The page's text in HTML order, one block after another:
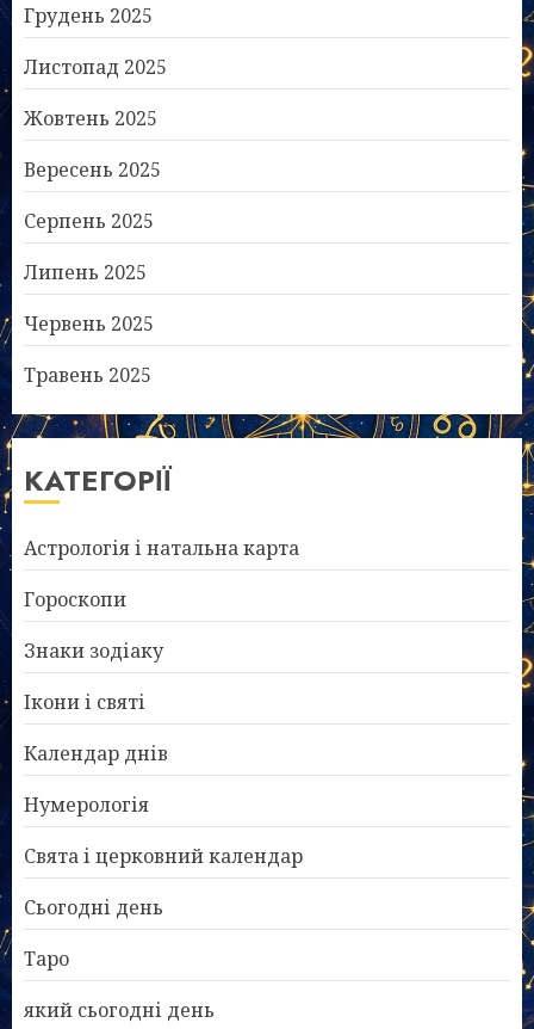
Грудень 2025
Листопад 2025
Жовтень 2025
Вересень 2025
Серпень 2025
Липень 2025
Червень 2025
Травень 2025
КАТЕГОРІЇ
Астрологія і натальна карта
Гороскопи
Знаки зодіаку
Ікони і святі
Календар днів
Нумерологія
Свята і церковний календар
Сьогодні день
Таро
який сьогодні день